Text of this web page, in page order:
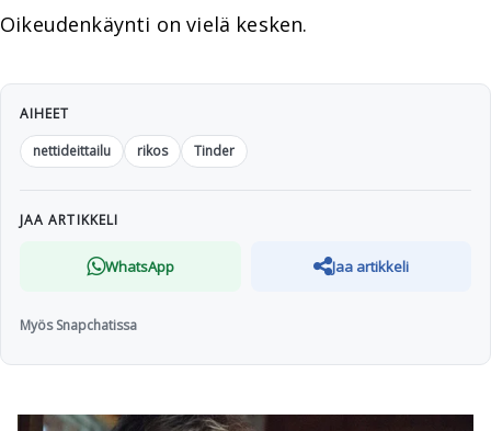
Oikeudenkäynti on vielä kesken.
AIHEET
nettideittailu
rikos Tinder
JAA ARTIKKELI
WhatsApp Jaa artikkeli
Myös Snapchatissa